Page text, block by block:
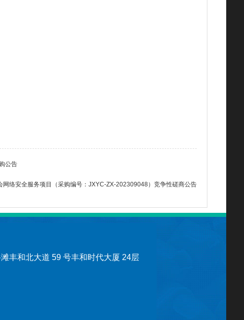
公告
络安全服务项目（采购编号：JXYC-ZX-202309048）竞争性磋商公告
丰和北大道 59 号丰和时代大厦 24层